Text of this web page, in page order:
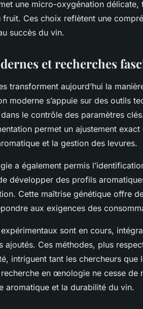
une micro-oxygénation délicate,
fruit. Ces choix reflètent une
succès du vin.
et recherches
transforment aujourd’hui la
moderne s’appuie sur des outils
le contrôle des paramètres
permet un ajustement
et la gestion des levures.
a également permis
développer des profils
Cette maîtrise génétique offre
aux exigences des
sont en cours,
ajoutés. Ces méthodes, plus
intriguent tant les chercheurs
en œnologie ne cesse de
aromatique et la durabilité du vin.